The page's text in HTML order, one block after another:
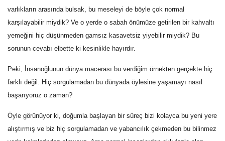
varlıkların arasında bulsak, bu meseleyi de böyle çok normal
karşılayabilir miydik? Ve o yerde o sabah önümüze getirilen bir kahvaltı
yemeğini hiç düşünmeden gamsız kasavetsiz yiyebilir miydik? Bu
sorunun cevabı elbette ki kesinlikle hayırdır.
Peki, İnsanoğlunun dünya macerası bu verdiğim örnekten gerçekte hiç
farklı değil. Hiç sorgulamadan bu dünyada öylesine yaşamayı nasıl
başarıyoruz o zaman?
Öyle görünüyor ki, doğumla başlayan bir süreç bizi kolayca bu yeni yere
alıştırmış ve biz hiç sorgulamadan ve yabancılık çekmeden bu bilinmez